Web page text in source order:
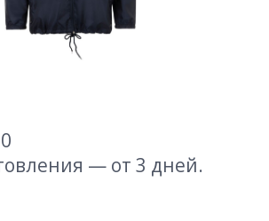
— от 3 дней.